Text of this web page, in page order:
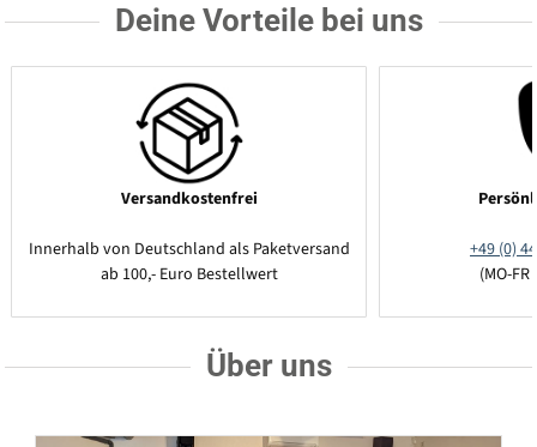
Deine Vorteile bei uns
Versandkostenfrei
Innerhalb von Deutschland als Paketversand
ab 100,- Euro Bestellwert
+49 (0)
(MO-
Über uns